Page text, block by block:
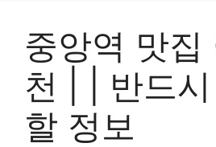
중앙역 맛집
천 | | 반드
할 정보